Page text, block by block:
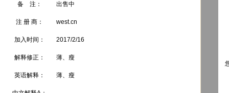
备 注： 出售中
注 册 商： west.cn
加入时间： 2017/2/16
解释修正： 薄、瘦
英语解释： 薄、瘦